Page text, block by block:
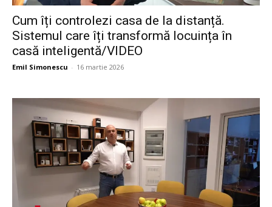
Cum îți controlezi casa de la distanță.
Sistemul care îți transformă locuința în
casă inteligentă/VIDEO
Emil Simonescu - 16 martie 2026